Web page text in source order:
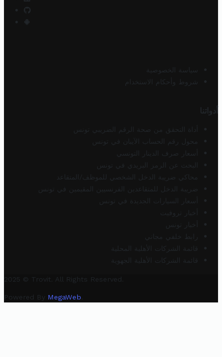
سياسة الخصوصية
شروط وأحكام الاستخدام
أدواتنا
أداة التحقق من صحة الرقم الضريبي تونس
محول رقم الحساب الآيبان في تونس
أسعار صرف الدينار التونسي
البحث عن الرمز البريدي في تونس
محاكي ضريبة الدخل الشخصي للموظف/المتقاعد
ضريبة الدخل للمتقاعدين الفرنسيين المقيمين في تونس
أسعار السيارات الجديدة في تونس
أخبار تروفيت
أخبار تونس
رابط خلفي مجاني
قائمة الشركات الأهلية المحلية
قائمة الشركات الأهلية الجهوية
2025 © Trovit. All Rights Reserved.
Powered By MegaWeb